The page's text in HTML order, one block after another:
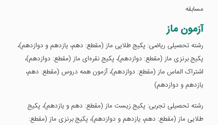
مسابقه
آزمون ماز
رشته تحصیلی ریاضی: پکیج طلایی ماز (مقطع: دهم، یازدهم و دوازدهم)،
پکیج برنزی ماز (مقطع: دوازدهم)، پکیج نقره‌ای ماز (مقطع: دوازدهم)،
اشتراک الماس ماز (مقطع: دوازدهم)، آزمون همه دروس (مقطع: دهم،
یازدهم و دوازدهم)
رشته تحصیلی تجربی: پکیج زیست ماز (مقطع: دهم و یازدهم)، پکیج
طلایی ماز (مقطع: دهم، یازدهم و دوازدهم)، پکیج برنزی ماز (مقطع: